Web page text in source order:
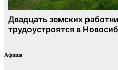
Афиша